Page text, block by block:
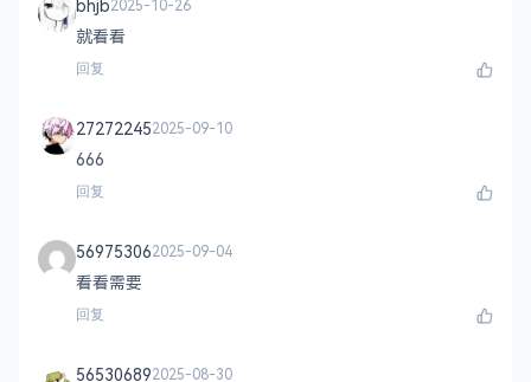
bhjb2025-10-26
就看看
回复
272722452025-09-10
666
回复
569753062025-09-04
看看需要
回复
565306892025-08-30